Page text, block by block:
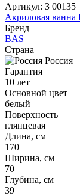
Артикул: З 00135
Акриловая ванна
Бренд
BAS
Страна
Россия
Гарантия
10 лет
Основной цвет
белый
Поверхность
глянцевая
Длина, см
170
Ширина, см
70
Глубина, см
39